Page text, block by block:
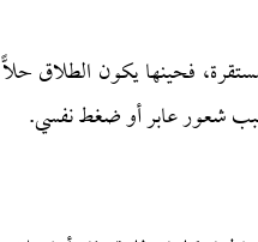
فحينها يكون الطلاق حلًّا
شعور عابر أو ضغط نفسي.